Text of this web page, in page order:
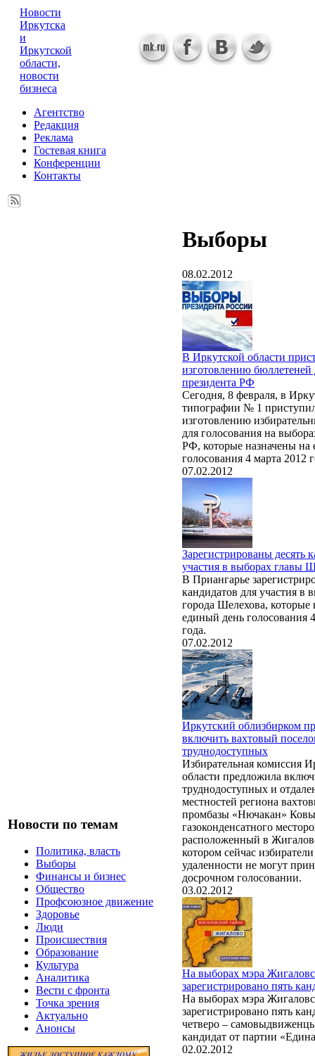
Новости
Иркутска
и
Иркутской
области,
новости
бизнеса
Агентство
Редакция
Реклама
Гостевая книга
Конференции
Контакты
Новости по темам
Политика, власть
Выборы
Финансы и бизнес
Общество
Профсоюзное движение
Здоровье
Люди
Происшествия
Образование
Культура
Аналитика
Вести с фронта
Точка зрения
Актуально
Анонсы
Выборы
08.02.2012
В Иркутской области
изготовлению бюллетеней
президента РФ
Сегодня, 8 февраля, в
типографии № 1
изготовлению
для голосования на
РФ, которые назначены на
голосования 4 марта 2012
07.02.2012
Зарегистрированы десять
участия в выборах главы
В Приангарье
кандидатов для участия в
города Шелехова, которые
единый день голосования
года.
07.02.2012
Иркутский облизбирком
включить вахтовый
труднодоступных
Избирательная комиссия
области предложила
труднодоступных и
местностей региона
промбазы «Нючакан»
газоконденсатного
расположенный в
котором сейчас избиратели
удаленности не могут
досрочном голосовании.
03.02.2012
На выборах мэра
зарегистрировано пять
На выборах мэра
зарегистрировано пять
четверо –
кандидат от партии
02.02.2012